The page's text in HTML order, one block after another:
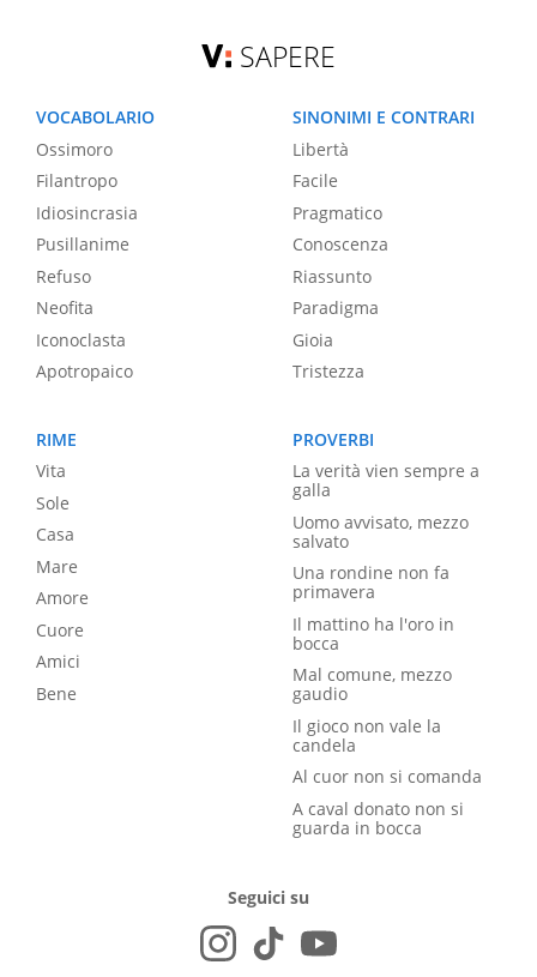
SAPERE
VOCABOLARIO
Ossimoro
Filantropo
Idiosincrasia
Pusillanime
Refuso
Neofita
Iconoclasta
Apotropaico
SINONIMI E CONTRARI
Libertà
Facile
Pragmatico
Conoscenza
Riassunto
Paradigma
Gioia
Tristezza
RIME
Vita
Sole
Casa
Mare
Amore
Cuore
Amici
Bene
PROVERBI
La verità vien sempre a
galla
Uomo avvisato, mezzo
salvato
Una rondine non fa
primavera
Il mattino ha l'oro in
bocca
Mal comune, mezzo
gaudio
Il gioco non vale la
candela
Al cuor non si comanda
A caval donato non si
guarda in bocca
Seguici su